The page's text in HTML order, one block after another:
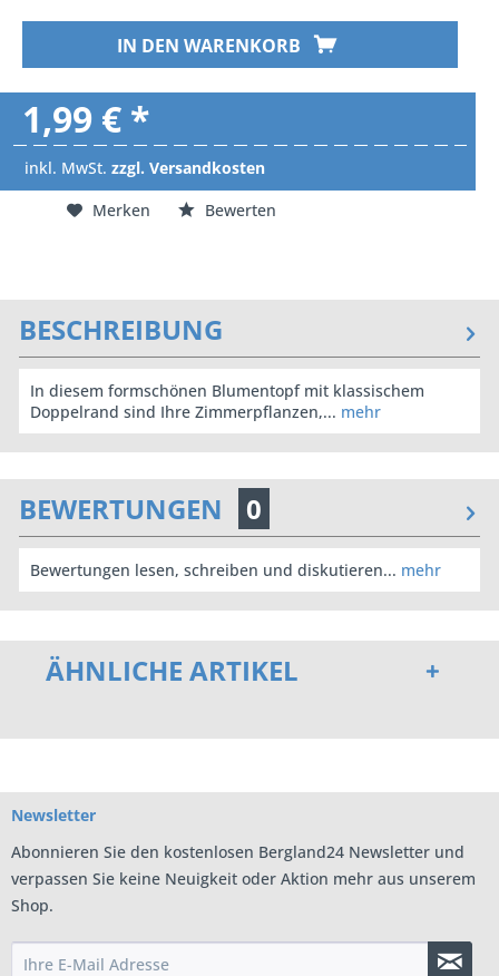
IN DEN WARENKORB
1,99 € *
inkl. MwSt. zzgl. Versandkosten
Merken
Bewerten
BESCHREIBUNG
In diesem formschönen Blumentopf mit klassischem
Doppelrand sind Ihre Zimmerpflanzen,... mehr
BEWERTUNGEN 0
Bewertungen lesen, schreiben und diskutieren... mehr
ÄHNLICHE ARTIKEL
Newsletter
Abonnieren Sie den kostenlosen Bergland24 Newsletter und
verpassen Sie keine Neuigkeit oder Aktion mehr aus unserem
Shop.